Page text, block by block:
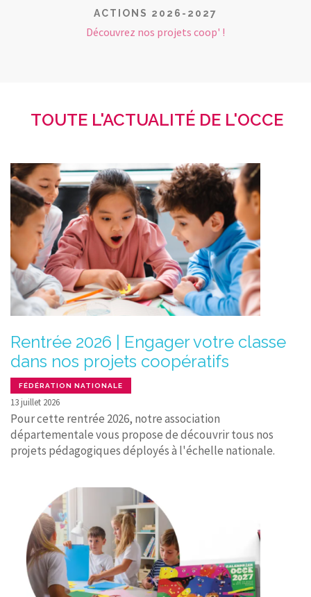
ACTIONS 2026-2027
Découvrez nos projets coop' !
TOUTE L'ACTUALITÉ DE L'OCCE
Rentrée 2026 | Engager votre classe
dans nos projets coopératifs
FÉDÉRATION NATIONALE
13 juillet 2026
Pour cette rentrée 2026, notre association
départementale vous propose de découvrir tous nos
projets pédagogiques déployés à l'échelle nationale.